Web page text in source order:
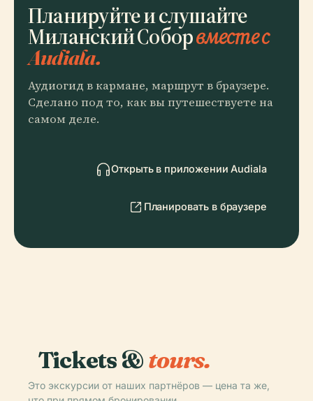
Планируйте и слушайте
Миланский Соборвместе с
Audiala.
Аудиогид в кармане, маршрут в браузере.
Сделано под то, как вы путешествуете на
самом деле.
Открыть в приложении Audiala
Планировать в браузере
Tickets &tours.
Это экскурсии от наших партнёров — цена та же,